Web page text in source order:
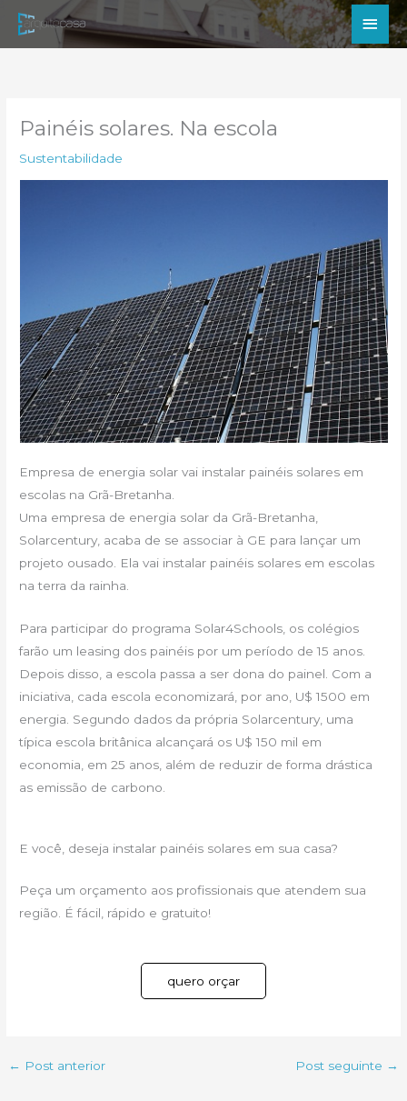
para
Painéis solares. Na escola
Sustentabilidade
Empresa de energia solar vai instalar painéis solares em
escolas na Grã-Bretanha.
Uma empresa de energia solar da Grã-Bretanha,
Solarcentury, acaba de se associar à GE para lançar um
projeto ousado. Ela vai instalar painéis solares em escolas
na terra da rainha.
Para participar do programa Solar4Schools, os colégios
farão um leasing dos painéis por um período de 15 anos.
Depois disso, a escola passa a ser dona do painel. Com a
iniciativa, cada escola economizará, por ano, U$ 1500 em
energia. Segundo dados da própria Solarcentury, uma
típica escola britânica alcançará os U$ 150 mil em
economia, em 25 anos, além de reduzir de forma drástica
as emissão de carbono.
E você, deseja instalar painéis solares em sua casa?
Peça um orçamento aos profissionais que atendem sua
região. É fácil, rápido e gratuito!
quero orçar
← Post anterior Post seguinte →